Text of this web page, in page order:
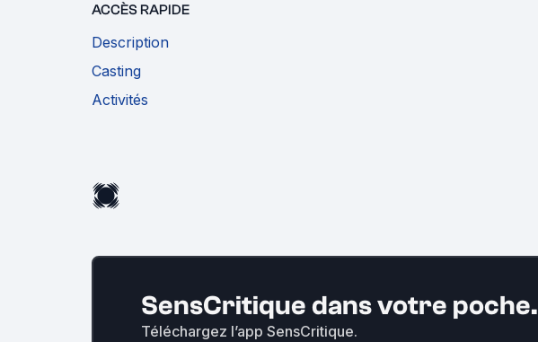
ACCÈS RAPIDE
Description
Casting
Activités
SensCritique dans votre poche.
Téléchargez l’app SensCritique.